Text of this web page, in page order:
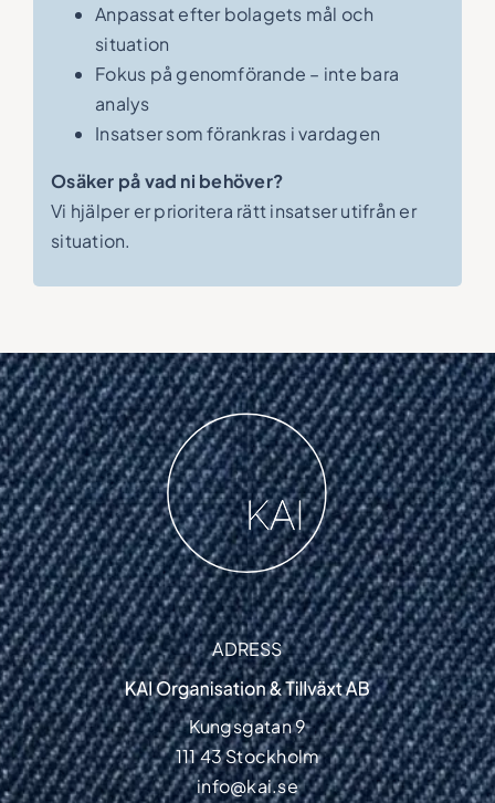
Anpassat efter bolagets mål och
situation
Fokus på genomförande – inte bara
analys
Insatser som förankras i vardagen
Osäker på vad ni behöver?
Vi hjälper er prioritera rätt insatser utifrån er
situation.
ADRESS
Kungsgatan 9
111 43 Stockholm
info@kai.se